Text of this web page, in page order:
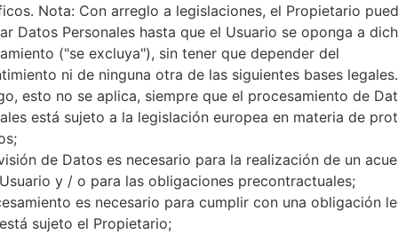
microSD, hasta 64Gb
Red y Datos
Nano-SIM
GSM 850/900/1800/1900MHz
HSDPA 850/900/1900/
LTE2100 (B1), LTE1800 (B3),
-
Pantalla
4.5 pulgadas (~66% relación
Super AMOLED pantalla
540 x 960 píxeles (~244
Nota: Con arreglo a legislaciones, el Propietario
Datos Personales hasta que el Usuario se oponga a
("se excluya"), sin tener que depender del
ni de ninguna otra de las siguientes bases
esto no se aplica, siempre que el procesamiento de
está sujeto a la legislación europea en materia de
de Datos es necesario para la realización de un
y / o para las obligaciones precontractuales;
es necesario para cumplir con una obligación
sujeto el Propietario;